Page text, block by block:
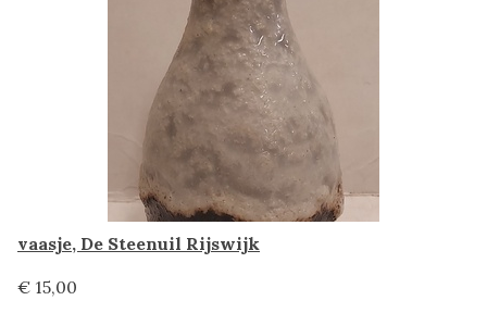
vaasje, De Steenuil Rijswijk
€ 15,00